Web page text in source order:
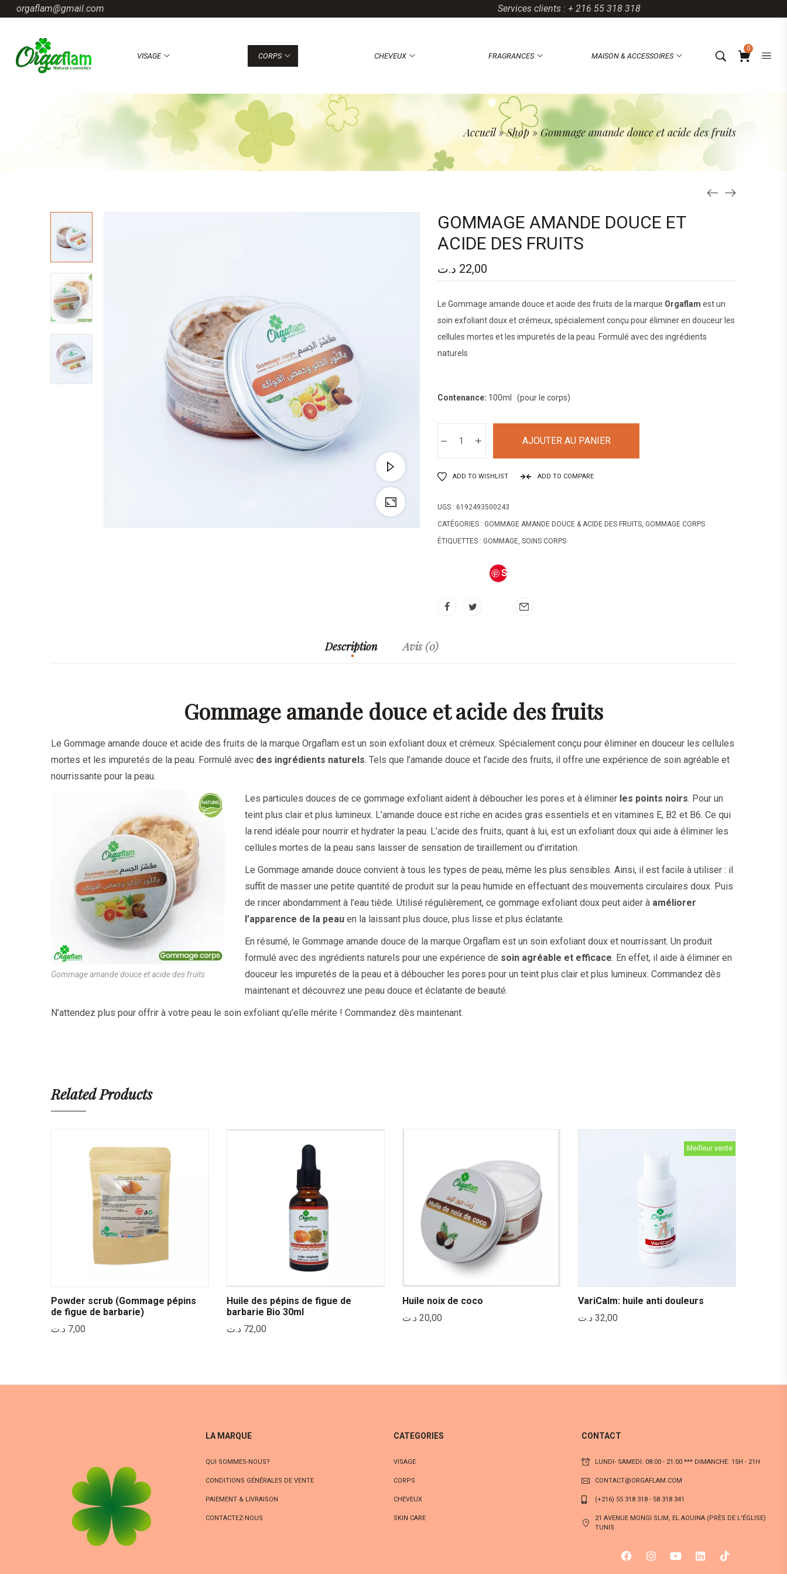
orgaflam@gmail.com Services clients : + 216 55 318 318
VISAGE CORPS CHEVEUX FRAGRANCES MAISON & ACCESSOIRES
0
Accueil»Shop»Gommage amande douce et acide des fruits
GOMMAGE AMANDE DOUCE ET
ACIDE DES FRUITS
22,00 د.ت
Le Gommage amande douce et acide des fruits de la marque Orgaflam est un
soin exfoliant doux et crémeux, spécialement conçu pour éliminer en douceur les
cellules mortes et les impuretés de la peau. Formulé avec des ingrédients
naturels
Contenance: 100ml (pour le corps)
AJOUTER AU PANIER
ADD TO WISHLIST ADD TO COMPARE
UGS : 6192493500243
CATÉGORIES : GOMMAGE AMANDE DOUCE & ACIDE DES FRUITS, GOMMAGE CORPS
ÉTIQUETTES : GOMMAGE, SOINS CORPS
S
Description Avis (0)
Gommage amande douce et acide des fruits
Le Gommage amande douce et acide des fruits de la marque Orgaflam est un soin exfoliant doux et crémeux. Spécialement conçu pour éliminer en douceur les cellules
mortes et les impuretés de la peau. Formulé avec des ingrédients naturels. Tels que l’amande douce et l’acide des fruits, il offre une expérience de soin agréable et
nourrissante pour la peau.
Gommage amande douce et acide des fruits
Les particules douces de ce gommage exfoliant aident à déboucher les pores et à éliminer les points noirs. Pour un
teint plus clair et plus lumineux. L’amande douce est riche en acides gras essentiels et en vitamines E, B2 et B6. Ce qui
la rend idéale pour nourrir et hydrater la peau. L’acide des fruits, quant à lui, est un exfoliant doux qui aide à éliminer les
cellules mortes de la peau sans laisser de sensation de tiraillement ou d’irritation.
Le Gommage amande douce convient à tous les types de peau, même les plus sensibles. Ainsi, il est facile à utiliser : il
suffit de masser une petite quantité de produit sur la peau humide en effectuant des mouvements circulaires doux. Puis
de rincer abondamment à l’eau tiède. Utilisé régulièrement, ce gommage exfoliant doux peut aider à améliorer
l’apparence de la peau en la laissant plus douce, plus lisse et plus éclatante.
En résumé, le Gommage amande douce de la marque Orgaflam est un soin exfoliant doux et nourrissant. Un produit
formulé avec des ingrédients naturels pour une expérience de soin agréable et efficace. En effet, il aide à éliminer en
douceur les impuretés de la peau et à déboucher les pores pour un teint plus clair et plus lumineux. Commandez dès
maintenant et découvrez une peau douce et éclatante de beauté.
N’attendez plus pour offrir à votre peau le soin exfoliant qu’elle mérite ! Commandez dès maintenant.
Related Products
Powder scrub (Gommage pépins
de figue de barbarie)
7,00 د.ت
Huile des pépins de figue de
barbarie Bio 30ml
72,00 د.ت
Huile noix de coco
20,00 د.ت
Meilleur vente
VariCalm: huile anti douleurs
32,00 د.ت
LA MARQUE
QUI SOMMES-NOUS?
CONDITIONS GÉNÉRALES DE VENTE
PAIEMENT & LIVRAISON
CONTACTEZ-NOUS
CATEGORIES
VISAGE
CORPS
CHEVEUX
SKIN CARE
CONTACT
LUNDI- SAMEDI: 08:00 - 21:00 *** DIMANCHE: 15H - 21H
CONTACT@ORGAFLAM.COM
(+216) 55 318 318 - 58 318 341
21 AVENUE MONGI SLIM, EL AOUINA (PRÈS DE L'ÉGLISE)
TUNIS